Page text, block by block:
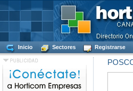
Inicio Sectores Registrarse